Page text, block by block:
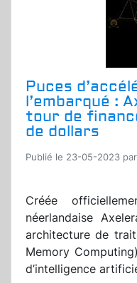
Puces
l’embarqué :
tour de
de dollars
Publié le 23-05-2023
Créée
néerlandaise
architecture de
Memory
d’intelligence